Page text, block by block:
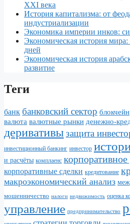
XXI века
История капитализма: от
индустриализации
Экономика империи инков:
Экономическая история
дней
Экономическая история
развитие
Теги
банк банковский сектор блокчейн
валюта валютные рынки денежно-
деривативы защита
инвестиционный банкинг инвестор
и расчёты комплаенс
корпоративные сделки кредитование
макроэкономический анализ
мошенничество налоги недвижимость оценка
управление предпринимательство